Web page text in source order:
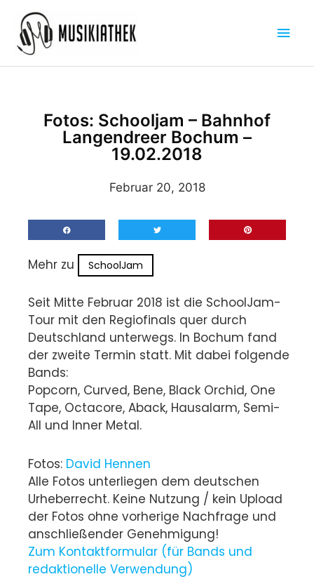
Inhalt
springen
Fotos: Schooljam – Bahnhof
Langendreer Bochum –
19.02.2018
Februar 20, 2018
Mehr zu SchoolJam
Seit Mitte Februar 2018 ist die SchoolJam-
Tour mit den Regiofinals quer durch
Deutschland unterwegs. In Bochum fand
der zweite Termin statt. Mit dabei folgende
Bands:
Popcorn, Curved, Bene, Black Orchid, One
Tape, Octacore, Aback, Hausalarm, Semi-
All und Inner Metal.
Fotos: David Hennen
Alle Fotos unterliegen dem deutschen
Urheberrecht. Keine Nutzung / kein Upload
der Fotos ohne vorherige Nachfrage und
anschließender Genehmigung!
Zum Kontaktformular (für Bands und
redaktionelle Verwendung)